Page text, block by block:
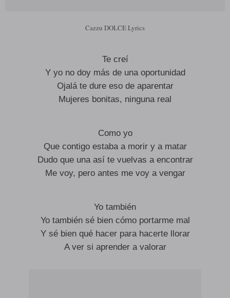
Cazzu DOLCE Lyrics
Te creí
Y yo no doy más de una oportunidad
Ojalá te dure eso de aparentar
Mujeres bonitas, ninguna real
Como yo
Que contigo estaba a morir y a matar
Dudo que una así te vuelvas a encontrar
Me voy, pero antes me voy a vengar
Yo también
Yo también sé bien cómo portarme mal
Y sé bien qué hacer para hacerte llorar
A ver si aprender a valorar